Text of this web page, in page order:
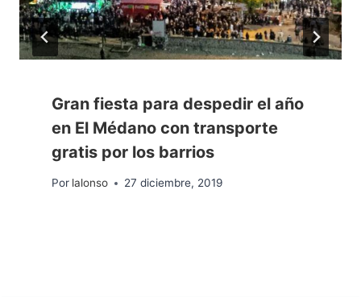
Gran fiesta para despedir el año
en El Médano con transporte
gratis por los barrios
Por lalonso 27 diciembre, 2019